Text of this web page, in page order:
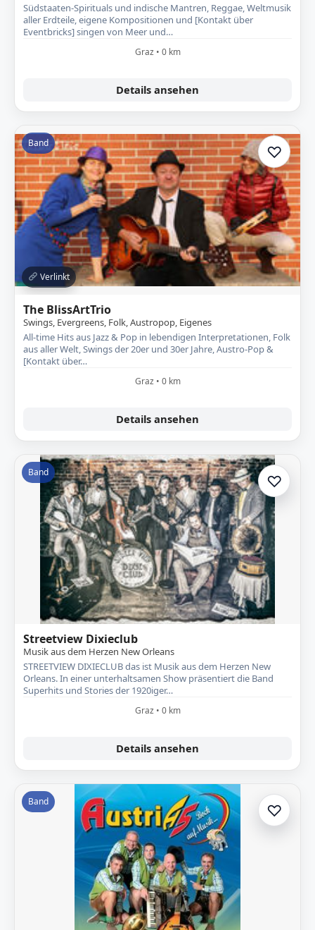
Südstaaten-Spirituals und indische Mantren, Reggae, Weltmusik
aller Erdteile, eigene Kompositionen und [Kontakt über
Eventbricks] singen von Meer und…
Graz • 0 km
Details ansehen
Band
Verlinkt
♡Zur
The BlissArtTrio
Swings, Evergreens, Folk, Austropop, Eigenes
All-time Hits aus Jazz & Pop in lebendigen Interpretationen, Folk
aus aller Welt, Swings der 20er und 30er Jahre, Austro-Pop &
[Kontakt über…
Graz • 0 km
Details ansehen
Band ♡Zur
Streetview Dixieclub
Musik aus dem Herzen New Orleans
STREETVIEW DIXIECLUB das ist Musik aus dem Herzen New
Orleans. In einer unterhaltsamen Show präsentiert die Band
Superhits und Stories der 1920iger…
Graz • 0 km
Details ansehen
Band ♡Zur